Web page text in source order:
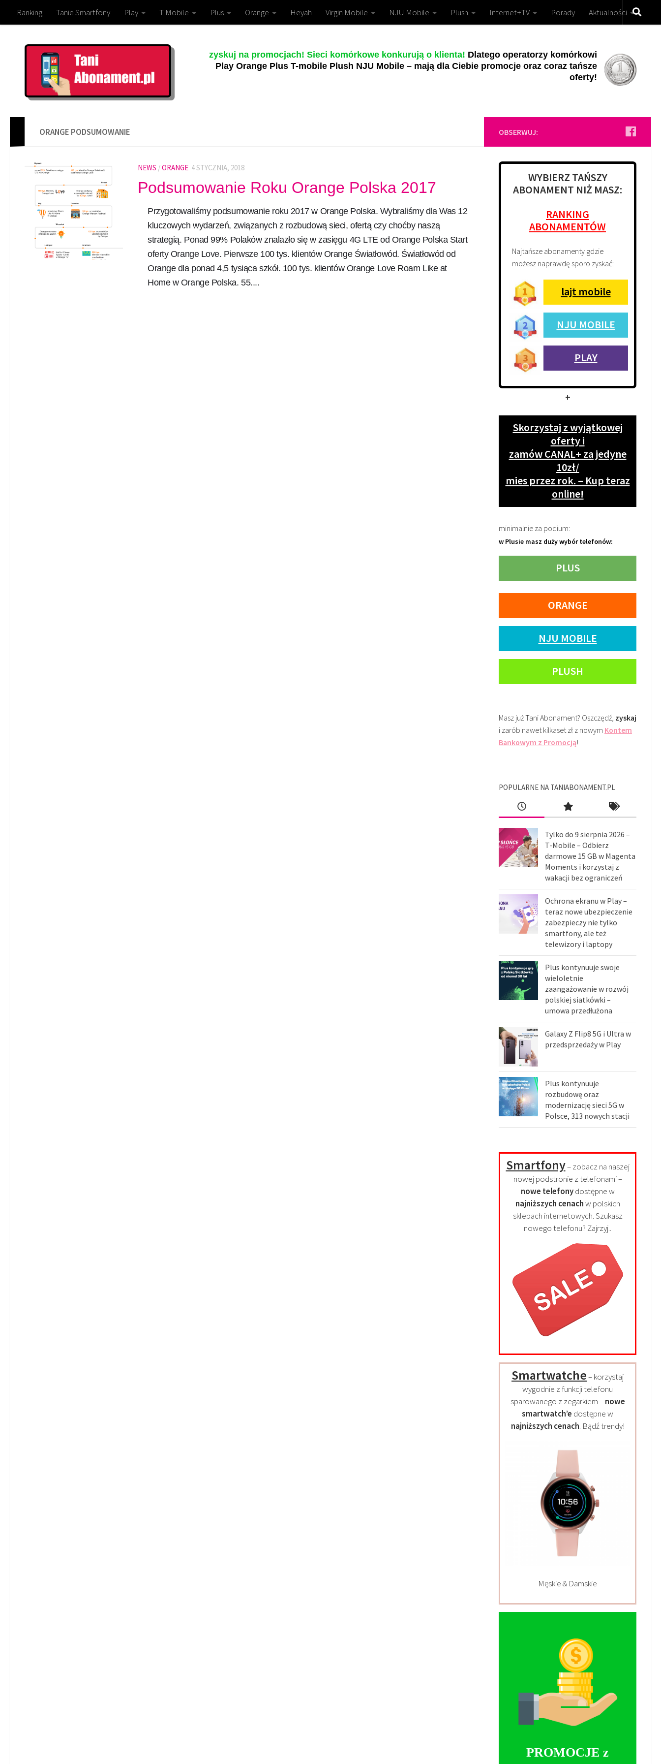
Ranking Tanie Smartfony Play T Mobile Plus Orange Heyah Virgin Mobile NJU Mobile Plush Internet+TV Porady Aktualności
zyskuj na promocjach! Sieci komórkowe konkurują o klienta! Dlatego operatorzy komórkowi
Play Orange Plus T-mobile Plush NJU Mobile – mają dla Ciebie promocje oraz coraz tańsze
oferty!
ORANGE PODSUMOWANIE
NEWS /ORANGE 4 STYCZNIA, 2018
Podsumowanie Roku Orange Polska 2017
Przygotowaliśmy podsumowanie roku 2017 w Orange Polska. Wybraliśmy dla Was 12
kluczowych wydarzeń, związanych z rozbudową sieci, ofertą czy choćby naszą
strategią. Ponad 99% Polaków znalazło się w zasięgu 4G LTE od Orange Polska Start
oferty Orange Love. Pierwsze 100 tys. klientów Orange Światłowód. Światłowód od
Orange dla ponad 4,5 tysiąca szkół. 100 tys. klientów Orange Love Roam Like at
Home w Orange Polska. 55....
OBSERWUJ:
WYBIERZ TAŃSZY
ABONAMENT NIŻ MASZ:
RANKING
ABONAMENTÓW
Najtańsze abonamenty gdzie
możesz naprawdę sporo zyskać:
lajt mobile
NJU MOBILE
PLAY
+
Skorzystaj z wyjątkowej
oferty i
zamów CANAL+ za jedyne
10zł/
mies przez rok. – Kup teraz
online!
minimalnie za podium:
w Plusie masz duży wybór telefonów:
PLUS
ORANGE
NJU MOBILE
PLUSH
Masz już Tani Abonament? Oszczędź, zyskaj
i zarób nawet kilkaset zł z nowym Kontem
Bankowym z Promocją!
POPULARNE NA TANIABONAMENT.PL
Tylko do 9 sierpnia 2026 –
T-Mobile – Odbierz
darmowe 15 GB w Magenta
Moments i korzystaj z
wakacji bez ograniczeń
Ochrona ekranu w Play –
teraz nowe ubezpieczenie
zabezpieczy nie tylko
smartfony, ale też
telewizory i laptopy
Plus kontynuuje swoje
wieloletnie
zaangażowanie w rozwój
polskiej siatkówki –
umowa przedłużona
Galaxy Z Flip8 5G i Ultra w
przedsprzedaży w Play
Plus kontynuuje
rozbudowę oraz
modernizację sieci 5G w
Polsce, 313 nowych stacji
Smartfony– zobacz na naszej
nowej podstronie z telefonami –
nowe telefonydostępne w
najniższych cenachw polskich
sklepach internetowych. Szukasz
nowego telefonu? Zajrzyj..
Smartwatche– korzystaj
wygodnie z funkcji telefonu
sparowanego z zegarkiem –nowe
smartwatch’e dostępne w
najniższych cenach. Bądź trendy!
Męskie & Damskie
PROMOCJE z